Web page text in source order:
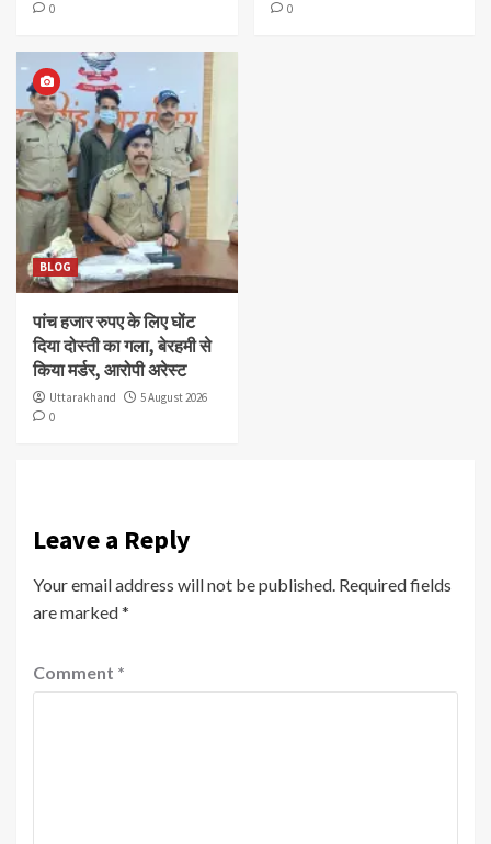
0
0
BLOG
पांच हजार रुपए के लिए घोंट
दिया दोस्ती का गला, बेरहमी से
किया मर्डर, आरोपी अरेस्ट
Uttarakhand
5 August 2026
0
Leave a Reply
Your email address will not be published. Required fields
are marked*
Comment *